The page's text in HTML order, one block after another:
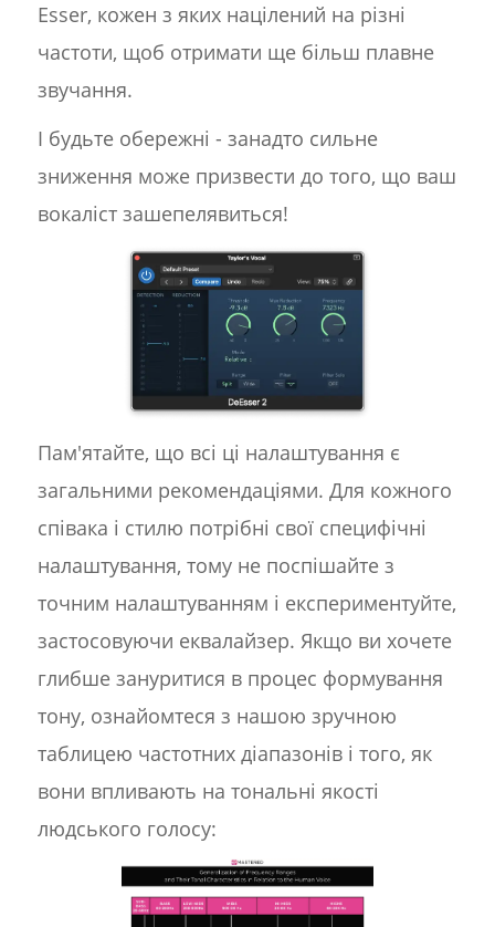
Esser, кожен з яких націлений на різні
частоти, щоб отримати ще більш плавне
звучання.
І будьте обережні - занадто сильне
зниження може призвести до того, що ваш
вокаліст зашепелявиться!
Пам'ятайте, що всі ці налаштування є
загальними рекомендаціями. Для кожного
співака і стилю потрібні свої специфічні
налаштування, тому не поспішайте з
точним налаштуванням і експериментуйте,
застосовуючи еквалайзер. Якщо ви хочете
глибше зануритися в процес формування
тону, ознайомтеся з нашою зручною
таблицею частотних діапазонів і того, як
вони впливають на тональні якості
людського голосу: